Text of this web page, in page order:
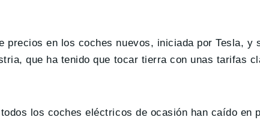
precios en los coches nuevos, iniciada por Tesla, y
que ha tenido que tocar tierra con unas tarifas
los coches eléctricos de ocasión han caído en